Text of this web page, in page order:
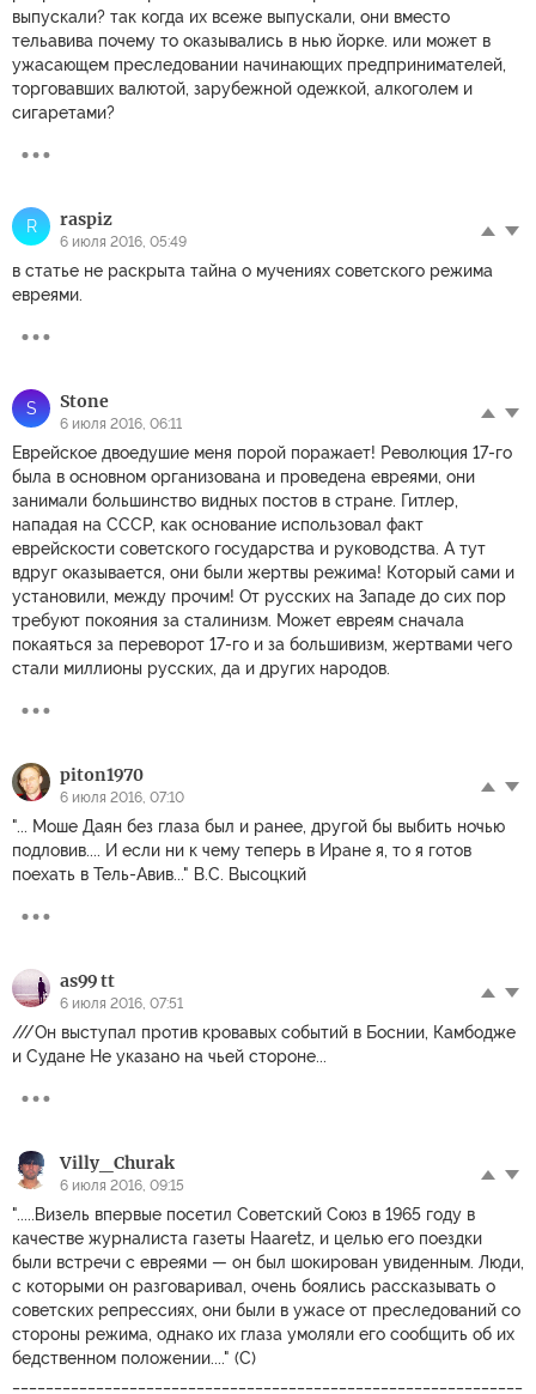
выпускали? так когда их всеже выпускали, они вместо
тельавива почему то оказывались в нью йорке. или может в
ужасающем преследовании начинающих предпринимателей,
торговавших валютой, зарубежной одежкой, алкоголем и
сигаретами?
R raspiz
6 июля 2016, 05:49
в статье не раскрыта тайна о мучениях советского режима
евреями.
S Stоne
6 июля 2016, 06:11
Еврейское двоедушие меня порой поражает! Революция 17-го
была в основном организована и проведена евреями, они
занимали большинство видных постов в стране. Гитлер,
нападая на СССР, как основание использовал факт
еврейскости советского государства и руководства. А тут
вдруг оказывается, они были жертвы режима! Который сами и
установили, между прочим! От русских на Западе до сих пор
требуют покояния за сталинизм. Может евреям сначала
покаяться за переворот 17-го и за большивизм, жертвами чего
стали миллионы русских, да и других народов.
piton1970
6 июля 2016, 07:10
"... Моше Даян без глаза был и ранее, другой бы выбить ночью
подловив.... И если ни к чему теперь в Иране я, то я готов
поехать в Тель-Авив..." В.С. Высоцкий
as99 tt
6 июля 2016, 07:51
///Он выступал против кровавых событий в Боснии, Камбодже
и Судане Не указано на чьей стороне...
Villy_Churak
6 июля 2016, 09:15
".....Визель впервые посетил Советский Cоюз в 1965 году в
качестве журналиста газеты Haaretz, и целью его поездки
были встречи с евреями — он был шокирован увиденным. Люди,
с которыми он разговаривал, очень боялись рассказывать о
советских репрессиях, они были в ужасе от преследований со
стороны режима, однако их глаза умоляли его сообщить об их
бедственном положении...." (С)